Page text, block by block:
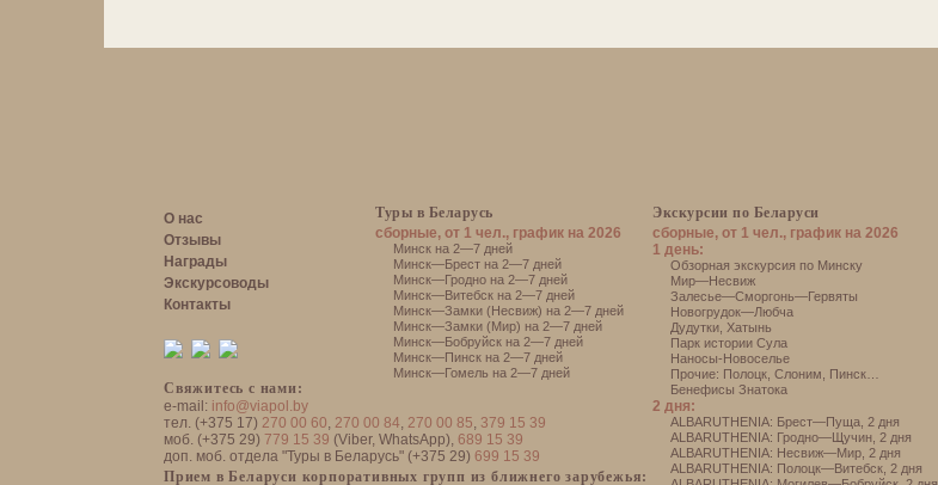
О нас
Отзывы
Награды
Экскурсоводы
Контакты
Свяжитесь с нами:
e-mail: info@viapol.by
тел. (+375 17) 270 00 60, 270 00 84, 270 00 85, 379 15 39
моб. (+375 29) 779 15 39 (Viber, WhatsApp), 689 15 39
доп. моб. отдела "Туры в Беларусь" (+375 29) 699 15 39
Прием в Беларуси корпоративных групп из ближнего зарубежья:
Туры в Беларусь
сборные, от 1 чел., график на 2026
Минск на 2—7 дней
Минск—Брест на 2—7 дней
Минск—Гродно на 2—7 дней
Минск—Витебск на 2—7 дней
Минск—Замки (Несвиж) на 2—7 дней
Минск—Замки (Мир) на 2—7 дней
Минск—Бобруйск на 2—7 дней
Минск—Пинск на 2—7 дней
Минск—Гомель на 2—7 дней
Экскурсии по Беларуси
сборные, от 1 чел., график на 2026
1 день:
Обзорная экскурсия по Минску
Мир—Несвиж
Залесье—Сморгонь—Гервяты
Новогрудок—Любча
Дудутки Хатынь
Парк истории Сула
Наносы-Новоселье
Прочие: Полоцк Слоним Пинск
Бенефисы Знатока
2 дня:
АLBARUTHENIA: Брест—Пуща, 2 дня
АLBARUTHENIA: Гродно—Щучин, 2 дня
АLBARUTHENIA: Несвиж—Мир, 2 дня
АLBARUTHENIA: Полоцк—Витебск, 2 дня